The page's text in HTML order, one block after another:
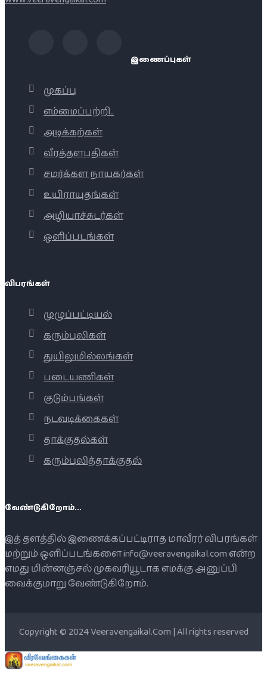
இணைப்புகள்
முகப்பு
எம்மைப்பற்றி..
அடிக்கற்கள்
வீரத்தளபதிகள்
சமர்க்கள நாயகர்கள்
உயிராயுதங்கள்
அழியாச்சுடர்கள்
ஒளிப்படங்கள்
விபரங்கள்
முழுப்பட்டியல்
கரும்புலிகள்
துயிலுமில்லங்கள்
படையணிகள்
குடும்பங்கள்
நடவடிக்கைகள்
தாக்குதல்கள்
கரும்புலித்தாக்குதல்
வேண்டுகிறோம்...
இத் தளத்தில் இணைக்கப்பட்டிராத மாவீரர் விபரங்கள்
மற்றும் ஒளிப்படங்களை info@veeravengaikal.com என்ற
எமது மின்னஞ்சல் முகவரியூடாக எமக்கு அனுப்பி
வைக்குமாறு வேண்டுகிறோம்.
Copyright © 2024 Veeravengaikal.Com | All rights reserved